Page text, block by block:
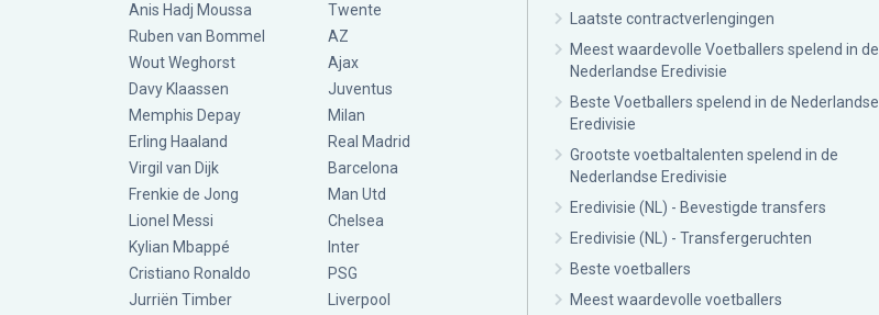
Anis Hadj Moussa
Ruben van Bommel
Wout Weghorst
Davy Klaassen
Memphis Depay
Erling Haaland
Virgil van Dijk
Frenkie de Jong
Lionel Messi
Kylian Mbappé
Cristiano Ronaldo
Jurriën Timber
Twente
AZ
Ajax
Juventus
Milan
Real Madrid
Barcelona
Man Utd
Chelsea
Inter
PSG
Liverpool
Laatste contractverlengingen
Meest waardevolle Voetballers spelend in de
Nederlandse Eredivisie
Beste Voetballers spelend in de Nederlandse
Eredivisie
Grootste voetbaltalenten spelend in de
Nederlandse Eredivisie
Eredivisie (NL) - Bevestigde transfers
Eredivisie (NL) - Transfergeruchten
Beste voetballers
Meest waardevolle voetballers